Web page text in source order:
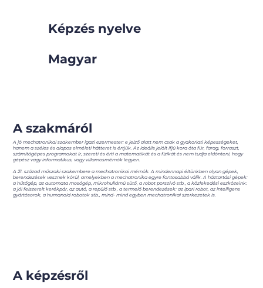
A képzésről
Képzés nyelve
Magyar
A szakmáról
A jó mechatronikai szakember igazi ezermester: e jelző alatt nem csak a gyakorlati képességeket,
hanem a széles és alapos elméleti hátteret is értjük. Az ideális jelölt ifjú kora óta fúr, farag, forraszt,
számítógépes programokat ír, szereti és érti a matematikát és a fizikát és nem tudja eldönteni, hogy
gépész vagy informatikus, vagy villamosmérnök legyen.
A 21. század műszaki szakembere a mechatronikai mérnök. A mindennapi éltünkben olyan gépek,
berendezések vesznek körül, amelyekben a mechatronika egyre fontosabbá válik. A háztartási gépek:
a hűtőgép, az automata mosógép, mikrohullámú sütő, a robot porszívó stb., a közlekedési eszközeink:
a jól felszerelt kerékpár, az autó, a repülő stb., a termelő berendezések: az ipari robot, az intelligens
gyártósorok, a humanoid robotok stb., mind- mind egyben mechatronikai szerkezetek is.